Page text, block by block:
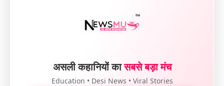
असली कहानियों कासबसे बड़ा मंच
Education • Desi News • Viral Stories